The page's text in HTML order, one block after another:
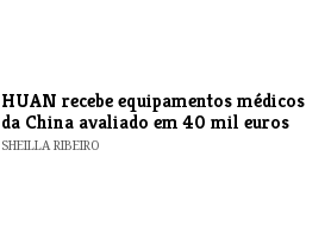
HUAN recebe equipamentos médicos
da China avaliado em 40 mil euros
SHEILLA RIBEIRO